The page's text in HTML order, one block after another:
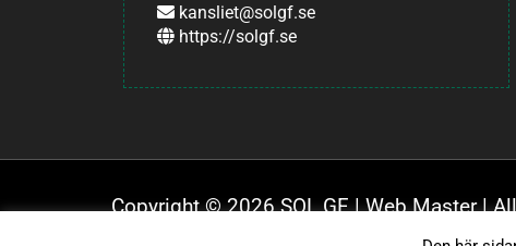
kansliet@solgf.se
https://solgf.se
Copyright © 2026 SOL GF |Web Master| All